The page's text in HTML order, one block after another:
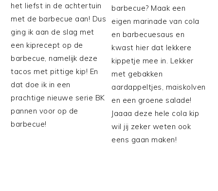
het liefst in de achtertuin
met de barbecue aan! Dus
ging ik aan de slag met
een kiprecept op de
barbecue, namelijk deze
tacos met pittige kip! En
dat doe ik in een
prachtige nieuwe serie BK
pannen voor op de
barbecue!
barbecue? Maak een
eigen marinade van cola
en barbecuesaus en
kwast hier dat lekkere
kippetje mee in. Lekker
met gebakken
aardappeltjes, maiskolven
en een groene salade!
Jaaaa deze hele cola kip
wil jij zeker weten ook
eens gaan maken!